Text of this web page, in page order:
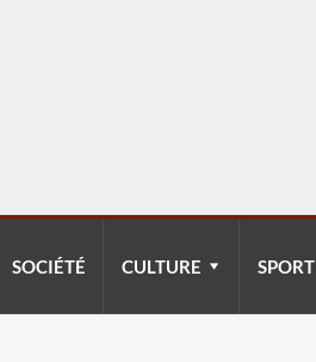
SOCIÉTÉ CULTURE SPORT